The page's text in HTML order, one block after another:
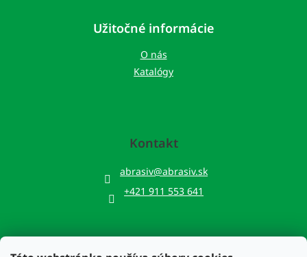
Užitočné informácie
O nás
Katalógy
Kontakt
abrasiv@abrasiv.sk
+421 911 553 641